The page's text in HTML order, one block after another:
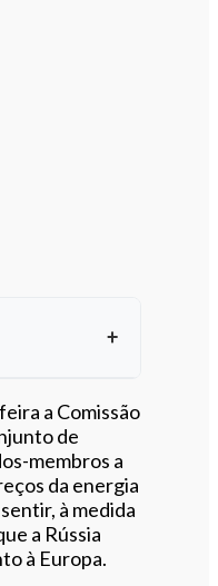
a Comissão
de
membros a
da energia
à medida
a Rússia
à Europa.